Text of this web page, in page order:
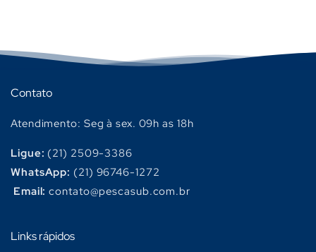
Contato
Atendimento: Seg à sex. 09h as 18h
Ligue: (21) 2509-3386
WhatsApp: (21) 96746-1272
Email: contato@pescasub.com.br
Links rápidos